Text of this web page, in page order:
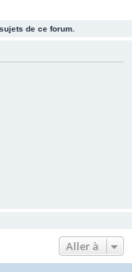
e
de ce forum.
Aller à